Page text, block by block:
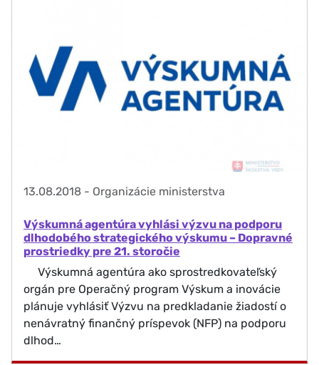
13.08.2018 - Organizácie ministerstva
Výskumná agentúra vyhlási výzvu na podporu
dlhodobého strategického výskumu – Dopravné
prostriedky pre 21. storočie
Výskumná agentúra ako sprostredkovateľský
orgán pre Operačný program Výskum a inovácie
plánuje vyhlásiť Výzvu na predkladanie žiadostí o
nenávratný finančný príspevok (NFP) na podporu
dlhod…